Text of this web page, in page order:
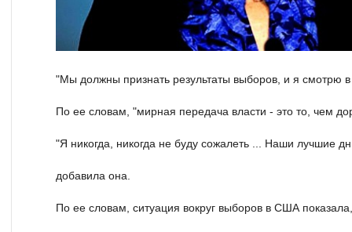
"Мы должны признать результаты выборов, и я смотрю
По ее словам, "мирная передача власти - это то, чем
"Я никогда, никогда не буду сожалеть ... Наши лучшие
добавила она.
По ее словам, ситуация вокруг выборов в США